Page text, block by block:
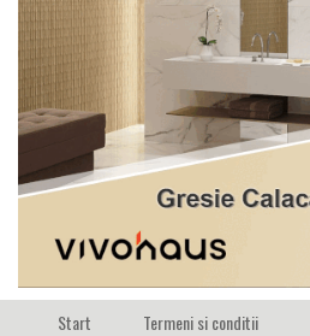
Start Termeni si conditii